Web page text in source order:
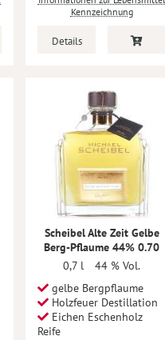
Kennzeichnung
Details
Scheibel Alte Zeit Gelbe
Berg-Pflaume 44% 0.70
0,7 l
44 % Vol.
gelbe Bergpflaume
Holzfeuer Destillation
Eichen Eschenholz
Reife